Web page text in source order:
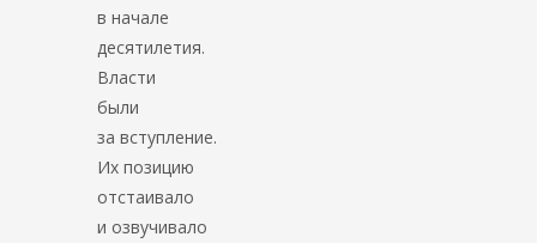
в начале
десятилетия.
Власти
были
за вступление.
Их позицию
отстаивало
и озвучивало